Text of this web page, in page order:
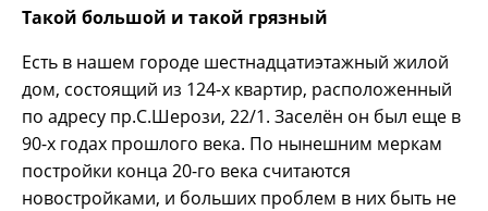
Такой большой и такой грязный
Есть в нашем городе шестнадцатиэтажный жилой
дом, состоящий из 124-х квартир, расположенный
по адресу пр.С.Шерози, 22/1. Заселён он был еще в
90-х годах прошлого века. По нынешним меркам
постройки конца 20-го века считаются
новостройками, и больших проблем в них быть не